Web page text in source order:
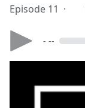
Episode 11 ·
- --